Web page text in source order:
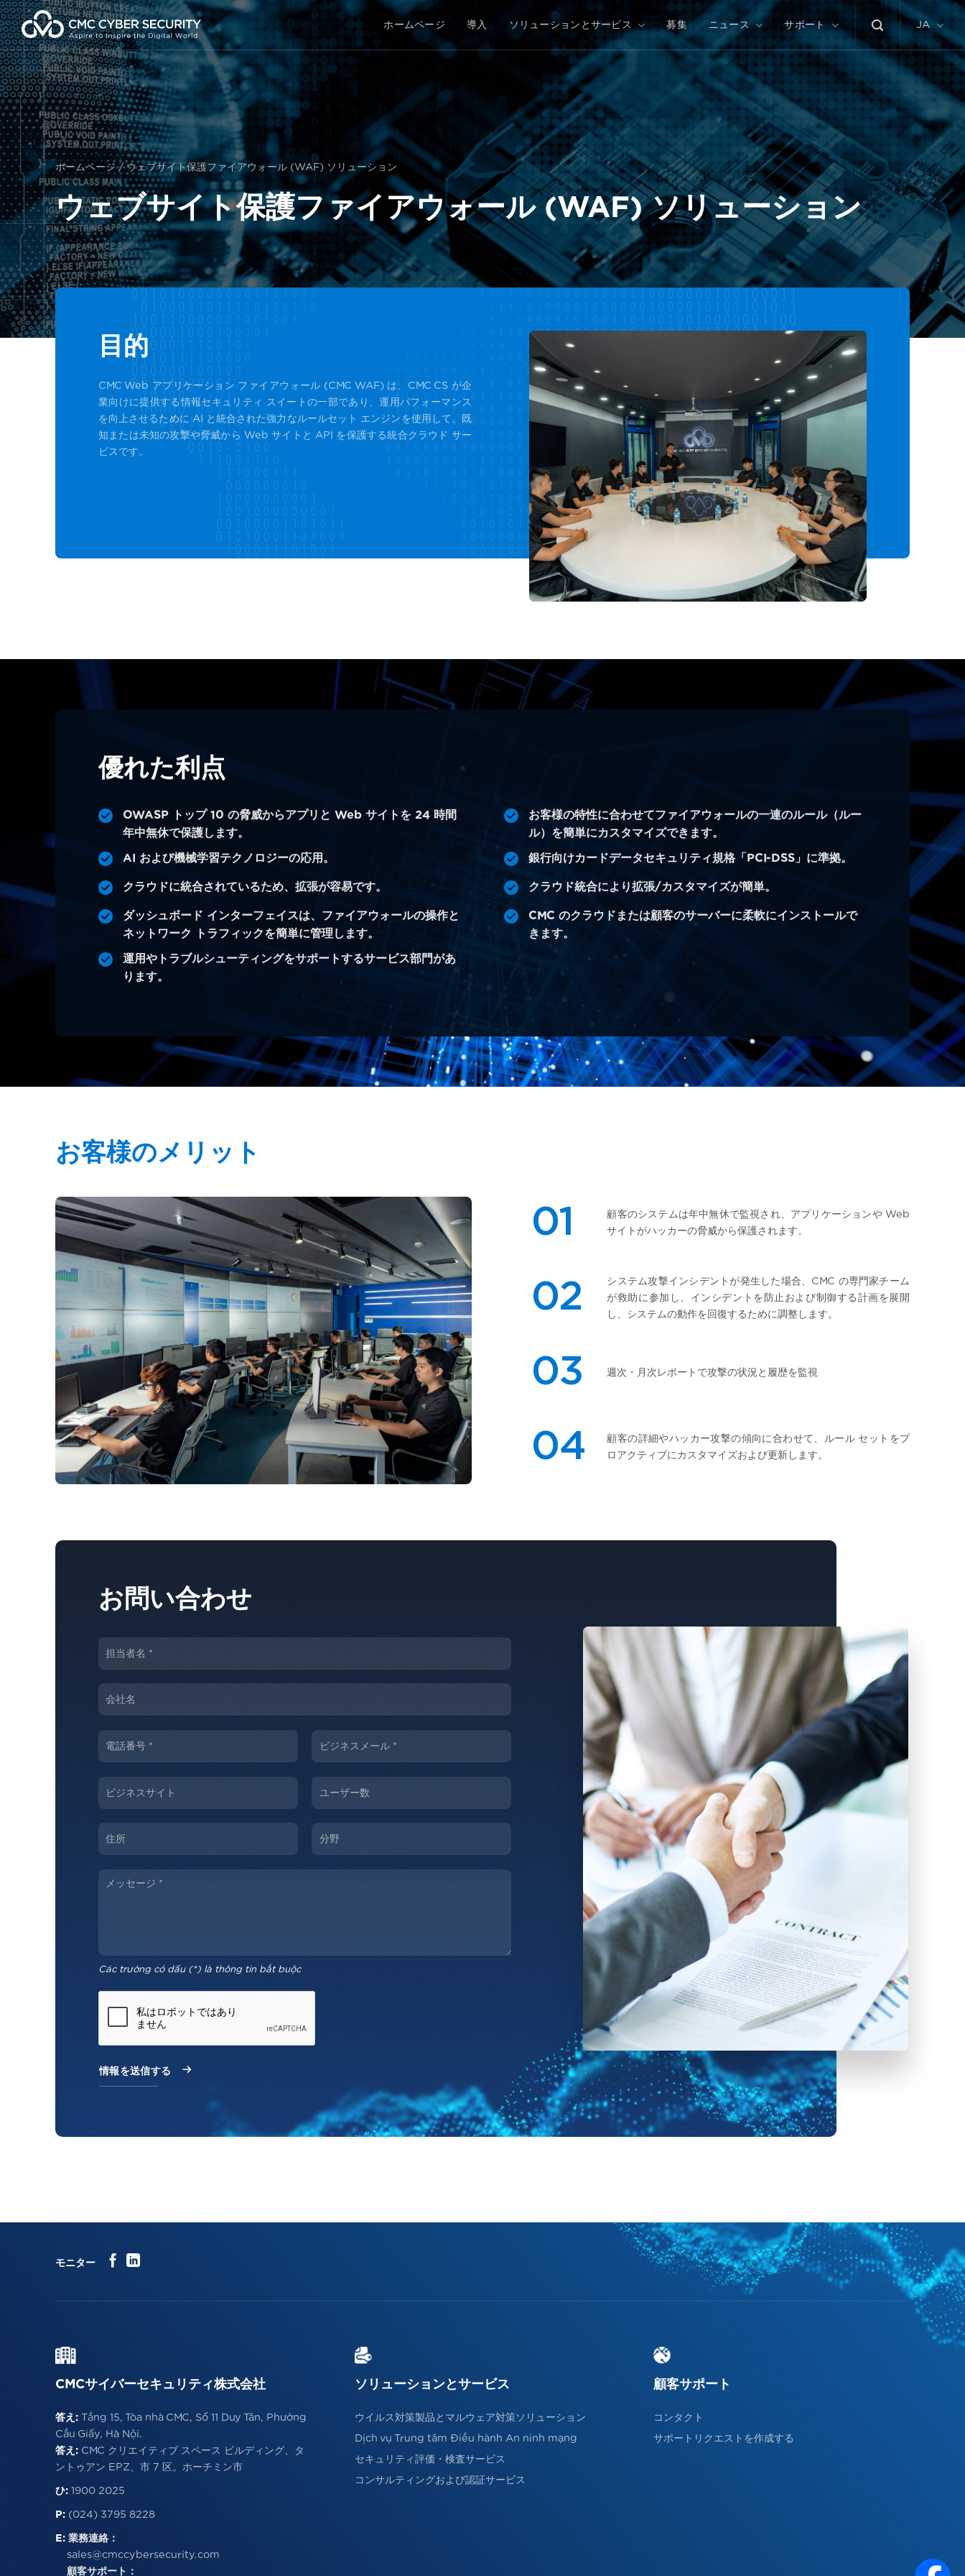
コ
ン
テ
ン
ツ
に
ス
キ
ッ
プ
ホームページ 導入 ソリューションとサービス 募集 ニュース サポート JA
ホームページ/ウェブサイト保護ファイアウォール (WAF) ソリューション
ウェブサイト保護ファイアウォール (WAF) ソリューション
目的
CMC Web アプリケーション ファイアウォール (CMC WAF) は、CMC CS が企
業向けに提供する情報セキュリティ スイートの一部であり、運用パフォーマンス
を向上させるために AI と統合された強力なルールセット エンジンを使用して、既
知または未知の攻撃や脅威から Web サイトと API を保護する統合クラウド サー
ビスです。
優れた利点
OWASP トップ 10 の脅威からアプリと Web サイトを 24 時間
年中無休で保護します。
AI および機械学習テクノロジーの応用。
クラウドに統合されているため、拡張が容易です。
ダッシュボード インターフェイスは、ファイアウォールの操作と
ネットワーク トラフィックを簡単に管理します。
運用やトラブルシューティングをサポートするサービス部門があ
ります。
お客様の特性に合わせてファイアウォールの一連のルール（ルー
ル）を簡単にカスタマイズできます。
銀行向けカードデータセキュリティ規格「PCI-DSS」に準拠。
クラウド統合により拡張/カスタマイズが簡単。
CMC のクラウドまたは顧客のサーバーに柔軟にインストールで
きます。
お客様のメリット
01
顧客のシステムは年中無休で監視され、アプリケーションや Web
サイトがハッカーの脅威から保護されます。
02
システム攻撃インシデントが発生した場合、CMC の専門家チーム
が救助に参加し、インシデントを防止および制御する計画を展開
し、システムの動作を回復するために調整します。
03 週次・月次レポートで攻撃の状況と履歴を監視
04
顧客の詳細やハッカー攻撃の傾向に合わせて、ルール セットをプ
ロアクティブにカスタマイズおよび更新します。
お問い合わせ
Các trường có dấu (*) là thông tin bắt buộc
モニター
CMCサイバーセキュリティ株式会社
答え: Tầng 15, Tòa nhà CMC, Số 11 Duy Tân, Phường
Cầu Giấy, Hà Nội.
答え: CMC クリエイティブ スペース ビルディング、タ
ントゥアン EPZ、市 7 区。ホーチミン市
ひ: 1900 2025
P: (024) 3795 8228
E: 業務連絡：
sales@cmccybersecurity.com
顧客サポート：
ソリューションとサービス
ウイルス対策製品とマルウェア対策ソリューション
Dịch vụ Trung tâm Điều hành An ninh mạng
セキュリティ評価・検査サービス
コンサルティングおよび認証サービス
顧客サポート
コンタクト
サポートリクエストを作成する